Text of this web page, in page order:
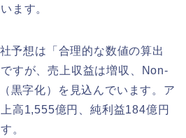
ます。
予想は「合理的な数値の算出
すが、売上収益は増収、Non-
黒字化）を見込んでいます。ア
高1,555億円、純利益184億円
。